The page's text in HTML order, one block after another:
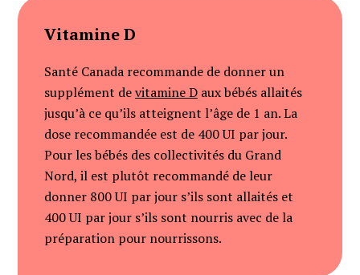
Vitamine D
Santé Canada recommande de donner un
supplément devitamine D aux bébés allaités
jusqu’à ce qu’ils atteignent l’âge de 1 an. La
dose recommandée est de 400 UI par jour.
Pour les bébés des collectivités du Grand
Nord, il est plutôt recommandé de leur
donner 800 UI par jour s’ils sont allaités et
400 UI par jour s’ils sont nourris avec de la
préparation pour nourrissons.